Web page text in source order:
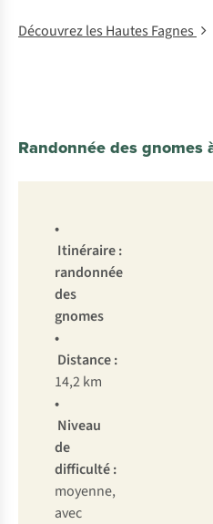
Découvrez les Hautes Fagnes
Randonnée des gnomes
•
Itinéraire :
randonnée
des
gnomes
•
Distance :
14,2 km
•
Niveau
de
difficulté :
moyenne,
avec